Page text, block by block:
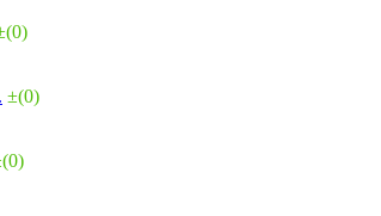
±(0)